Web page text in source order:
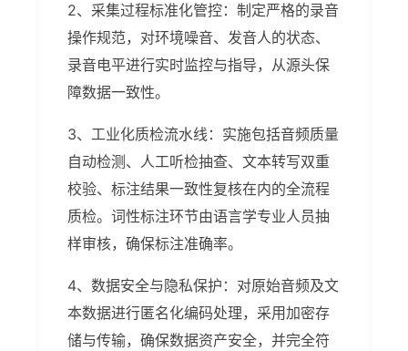
2、采集过程标准化管控：制定严格的录音
操作规范，对环境噪音、发音人的状态、
录音电平进行实时监控与指导，从源头保
障数据一致性。
3、工业化质检流水线：实施包括音频质量
自动检测、人工听检抽查、文本转写双重
校验、标注结果一致性复核在内的全流程
质检。词性标注环节由语言学专业人员抽
样审核，确保标注准确率。
4、数据安全与隐私保护：对原始音频及文
本数据进行匿名化编码处理，采用加密存
储与传输，确保数据资产安全，并完全符